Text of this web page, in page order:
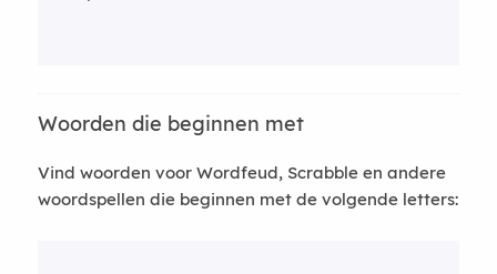
Woorden die beginnen met
Vind woorden voor Wordfeud, Scrabble en andere
woordspellen die beginnen met de volgende letters: